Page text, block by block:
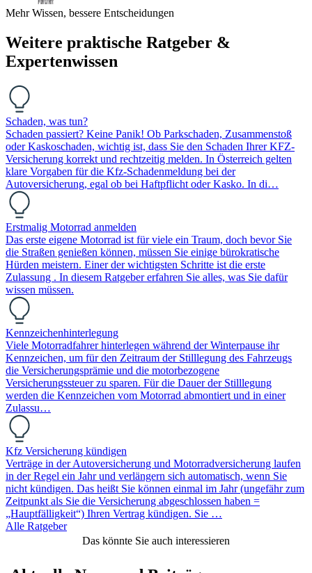
Mehr Wissen, bessere Entscheidungen
Weitere praktische Ratgeber &
Expertenwissen
Schaden, was tun?
Schaden passiert? Keine Panik! Ob Parkschaden, Zusammenstoß
oder Kaskoschaden, wichtig ist, dass Sie den Schaden Ihrer KFZ-
Versicherung korrekt und rechtzeitig melden. In Österreich gelten
klare Vorgaben für die Kfz-Schadenmeldung bei der
Autoversicherung, egal ob bei Haftpflicht oder Kasko. In di…
Erstmalig Motorrad anmelden
Das erste eigene Motorrad ist für viele ein Traum, doch bevor Sie
die Straßen genießen können, müssen Sie einige bürokratische
Hürden meistern. Einer der wichtigsten Schritte ist die erste
Zulassung . In diesem Ratgeber erfahren Sie alles, was Sie dafür
wissen müssen.
Kennzeichenhinterlegung
Viele Motorradfahrer hinterlegen während der Winterpause ihr
Kennzeichen, um für den Zeitraum der Stilllegung des Fahrzeugs
die Versicherungsprämie und die motorbezogene
Versicherungssteuer zu sparen. Für die Dauer der Stilllegung
werden die Kennzeichen vom Motorrad abmontiert und in einer
Zulassu…
Kfz Versicherung kündigen
Verträge in der Autoversicherung und Motorradversicherung laufen
in der Regel ein Jahr und verlängern sich automatisch, wenn Sie
nicht kündigen. Das heißt Sie können einmal im Jahr (ungefähr zum
Zeitpunkt als Sie die Versicherung abgeschlossen haben =
„Hauptfälligkeit“) Ihren Vertrag kündigen. Sie …
Alle Ratgeber
Das könnte Sie auch interessieren